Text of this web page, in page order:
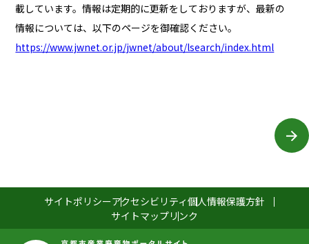
載しています。情報は定期的に更新をしておりますが、最新の
情報については、以下のページを御確認ください。
https://www.jwnet.or.jp/jwnet/about/lsearch/index.html
サイトポリシーアクセシビリティ個人情報保護方針
サイトマップリンク